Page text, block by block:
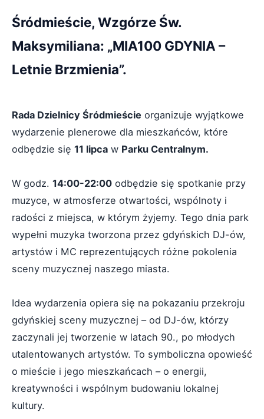
Śródmieście, Wzgórze Św.
Maksymiliana: „MIA100 GDYNIA –
Letnie Brzmienia”.
Rada Dzielnicy Śródmieście organizuje wyjątkowe
wydarzenie plenerowe dla mieszkańców, które
odbędzie się 11 lipca w Parku Centralnym.
W godz. 14:00-22:00 odbędzie się spotkanie przy
muzyce, w atmosferze otwartości, wspólnoty i
radości z miejsca, w którym żyjemy. Tego dnia park
wypełni muzyka tworzona przez gdyńskich DJ-ów,
artystów i MC reprezentujących różne pokolenia
sceny muzycznej naszego miasta.
Idea wydarzenia opiera się na pokazaniu przekroju
gdyńskiej sceny muzycznej – od DJ-ów, którzy
zaczynali jej tworzenie w latach 90., po młodych
utalentowanych artystów. To symboliczna opowieść
o mieście i jego mieszkańcach – o energii,
kreatywności i wspólnym budowaniu lokalnej
kultury.